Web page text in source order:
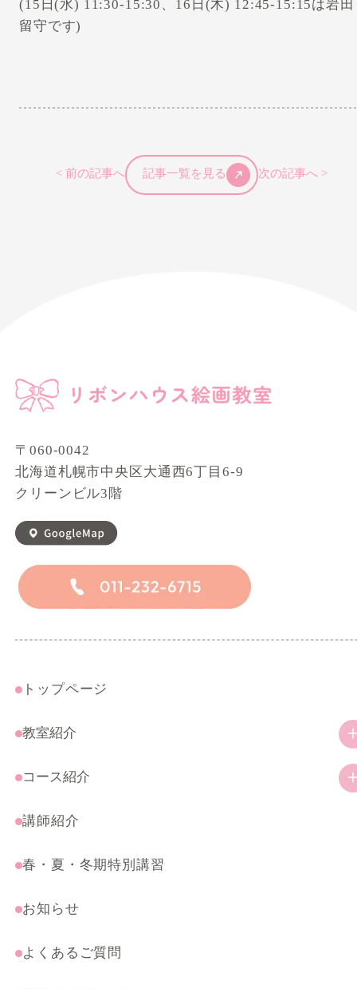
(15日(水) 11:30-15:30、16日(木) 12:45-15:15は岩田
留守です)
< 前の記事へ 記事一覧を見る 次の記事へ >
〒060-0042
北海道札幌市中央区大通西6丁目6-9
クリーンビル3階
トップページ
教室紹介
教室の特徴
アクセス
コース紹介
幼児・小学生コース
受験・特別コース
まんがテクニック応用講座
講師紹介
春・夏・冬期特別講習
お知らせ
よくあるご質問